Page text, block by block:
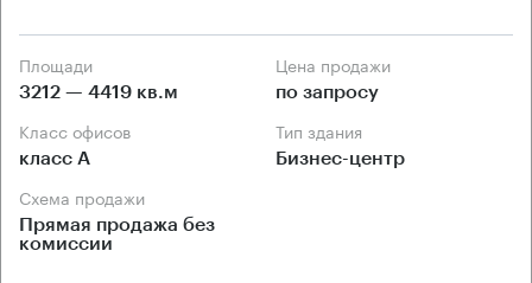
Площади
3212 — 4419 кв.м
Цена продажи
по запросу
Класс офисов
класс А
Тип здания
Бизнес-центр
Схема продажи
Прямая продажа без
комиссии